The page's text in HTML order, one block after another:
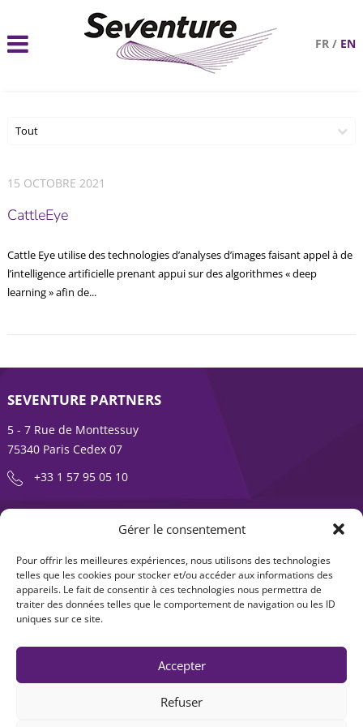
Gérer le consentement
Pour offrir les meilleures expériences, nous utilisons des technologies
telles que les cookies pour stocker et/ou accéder aux informations des
appareils. Le fait de consentir à ces technologies nous permettra de
traiter des données telles que le comportement de navigation ou les ID
uniques sur ce site.
Accepter
Refuser
FR / EN
Tout
15 OCTOBRE 2021
CattleEye
Cattle Eye utilise des technologies d’analyses d’images faisant appel à de
l’intelligence artificielle prenant appui sur des algorithmes « deep
learning » afin de...
SEVENTURE PARTNERS
5 - 7 Rue de Monttessuy
75340 Paris Cedex 07
+33 1 57 95 05 10
ENTREPRENDRE EST UNE AVENTURE
À propos
Expertises
Offre produits
Actualités
Contact